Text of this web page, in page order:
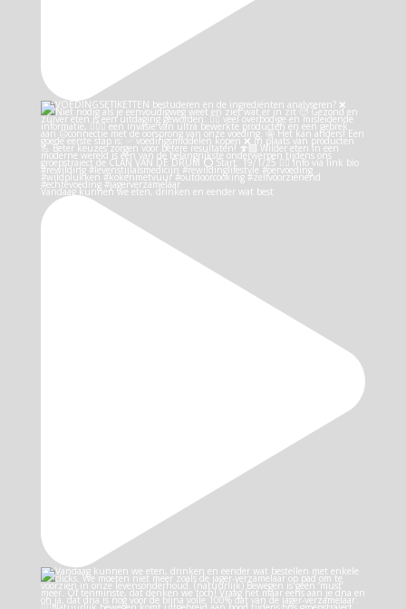
Vandaag kunnen we eten, drinken en eender wat best